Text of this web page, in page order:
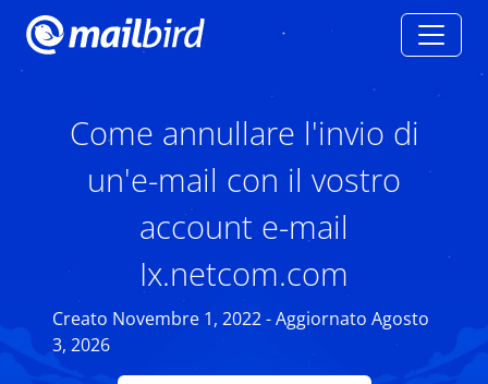
Come annullare l'invio di
un'e-mail con il vostro
account e-mail
Ix.netcom.com
Creato Novembre 1, 2022 - Aggiornato Agosto
3, 2026